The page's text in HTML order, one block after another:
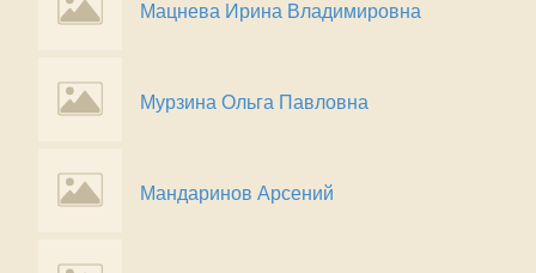
Мацнева Ирина Владимировна
Мурзина Ольга Павловна
Мандаринов Арсений